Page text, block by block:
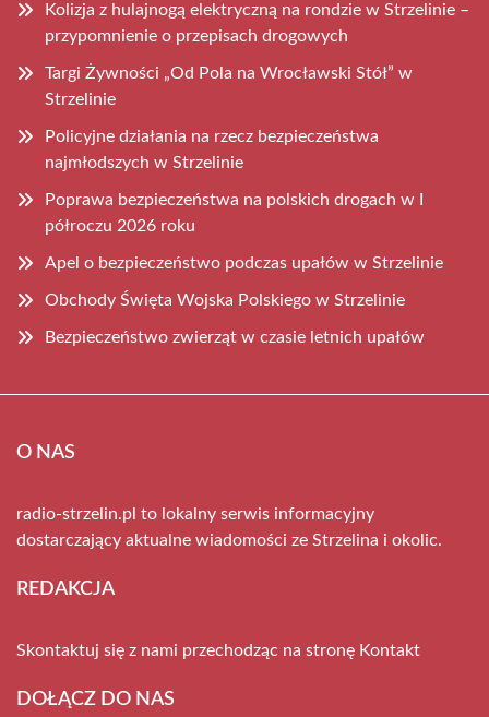
Kolizja z hulajnogą elektryczną na rondzie w Strzelinie –
przypomnienie o przepisach drogowych
Targi Żywności „Od Pola na Wrocławski Stół” w
Strzelinie
Policyjne działania na rzecz bezpieczeństwa
najmłodszych w Strzelinie
Poprawa bezpieczeństwa na polskich drogach w I
półroczu 2026 roku
Apel o bezpieczeństwo podczas upałów w Strzelinie
Obchody Święta Wojska Polskiego w Strzelinie
Bezpieczeństwo zwierząt w czasie letnich upałów
O NAS
radio-strzelin.pl to lokalny serwis informacyjny
dostarczający aktualne wiadomości ze Strzelina i okolic.
REDAKCJA
Skontaktuj się z nami przechodząc na stronę Kontakt
DOŁĄCZ DO NAS